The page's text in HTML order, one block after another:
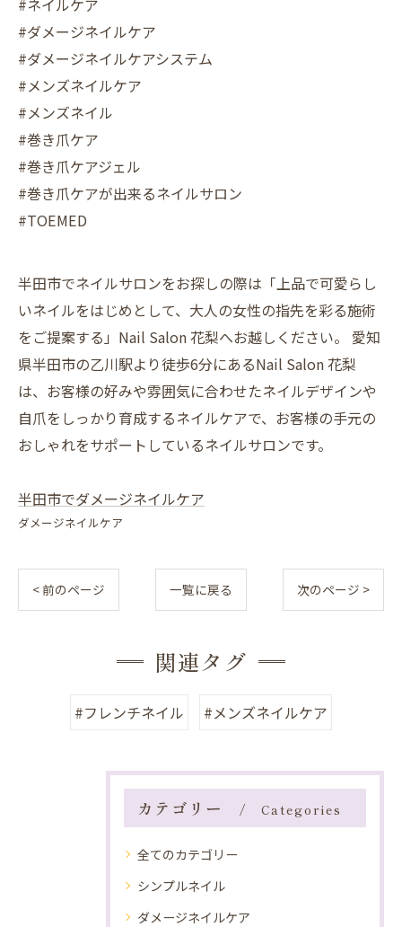
#ネイルケア
#ダメージネイルケア
#ダメージネイルケアシステム
#メンズネイルケア
#メンズネイル
#巻き爪ケア
#巻き爪ケアジェル
#巻き爪ケアが出来るネイルサロン
#TOEMED
半田市でネイルサロンをお探しの際は「上品で可愛らし
いネイルをはじめとして、大人の女性の指先を彩る施術
をご提案する」Nail Salon 花梨へお越しください。 愛知
県半田市の乙川駅より徒歩6分にあるNail Salon 花梨
は、お客様の好みや雰囲気に合わせたネイルデザインや
自爪をしっかり育成するネイルケアで、お客様の手元の
おしゃれをサポートしているネイルサロンです。
半田市でダメージネイルケア
ダメージネイルケア
< 前のページ 一覧に戻る 次のページ >
関連タグ
#フレンチネイル #メンズネイルケア
カテゴリー Categories
全てのカテゴリー
シンプルネイル
ダメージネイルケア